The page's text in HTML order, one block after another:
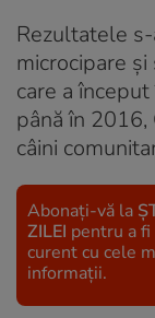
Rezultatele
microcipare
care a
până în 2016,
câini
Abonați-vă la
ZILEI pentru a fi
curent cu cele
informații.